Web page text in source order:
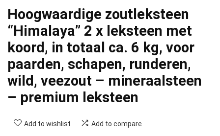
Hoogwaardige zoutleksteen
“Himalaya” 2 x leksteen met
koord, in totaal ca. 6 kg, voor
paarden, schapen, runderen,
wild, veezout – mineraalsteen
– premium leksteen
Add to wishlist Add to compare